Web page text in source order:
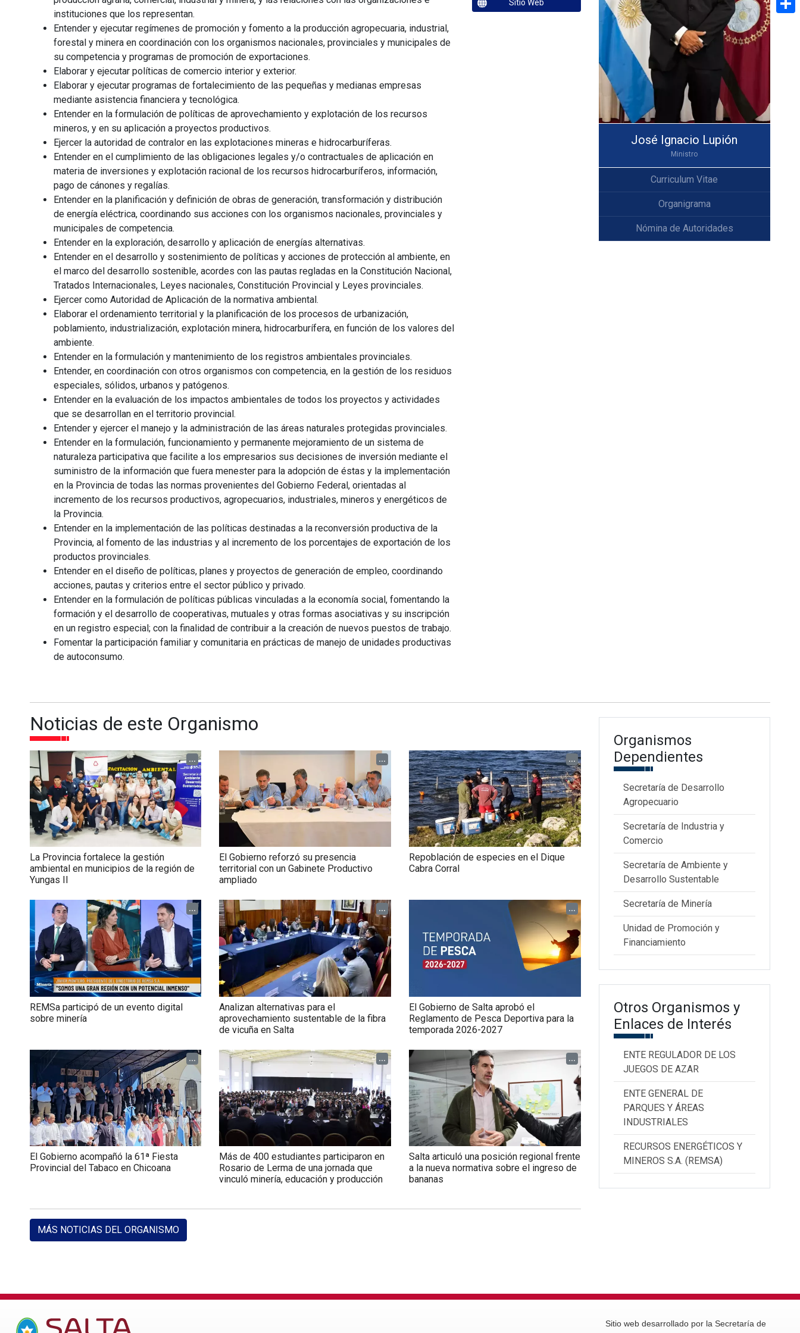
instituciones que los representan.
Entender y ejecutar regímenes de promoción y fomento a la producción agropecuaria, industrial,
forestal y minera en coordinación con los organismos nacionales, provinciales y municipales de
su competencia y programas de promoción de exportaciones.
Elaborar y ejecutar políticas de comercio interior y exterior.
Elaborar y ejecutar programas de fortalecimiento de las pequeñas y medianas empresas
mediante asistencia financiera y tecnológica.
Entender en la formulación de políticas de aprovechamiento y explotación de los recursos
mineros, y en su aplicación a proyectos productivos.
Ejercer la autoridad de contralor en las explotaciones mineras e hidrocarburíferas.
Entender en el cumplimiento de las obligaciones legales y/o contractuales de aplicación en
materia de inversiones y explotación racional de los recursos hidrocarburíferos, información,
pago de cánones y regalías.
Entender en la planificación y definición de obras de generación, transformación y distribución
de energía eléctrica, coordinando sus acciones con los organismos nacionales, provinciales y
municipales de competencia.
Entender en la exploración, desarrollo y aplicación de energías alternativas.
Entender en el desarrollo y sostenimiento de políticas y acciones de protección al ambiente, en
el marco del desarrollo sostenible, acordes con las pautas regladas en la Constitución Nacional,
Tratados Internacionales, Leyes nacionales, Constitución Provincial y Leyes provinciales.
Ejercer como Autoridad de Aplicación de la normativa ambiental.
Elaborar el ordenamiento territorial y la planificación de los procesos de urbanización,
poblamiento, industrialización, explotación minera, hidrocarburífera, en función de los valores del
ambiente.
Entender en la formulación y mantenimiento de los registros ambientales provinciales.
Entender, en coordinación con otros organismos con competencia, en la gestión de los residuos
especiales, sólidos, urbanos y patógenos.
Entender en la evaluación de los impactos ambientales de todos los proyectos y actividades
que se desarrollan en el territorio provincial.
Entender y ejercer el manejo y la administración de las áreas naturales protegidas provinciales.
Entender en la formulación, funcionamiento y permanente mejoramiento de un sistema de
naturaleza participativa que facilite a los empresarios sus decisiones de inversión mediante el
suministro de la información que fuera menester para la adopción de éstas y la implementación
en la Provincia de todas las normas provenientes del Gobierno Federal, orientadas al
incremento de los recursos productivos, agropecuarios, industriales, mineros y energéticos de
la Provincia.
Entender en la implementación de las políticas destinadas a la reconversión productiva de la
Provincia, al fomento de las industrias y al incremento de los porcentajes de exportación de los
productos provinciales.
Entender en el diseño de políticas, planes y proyectos de generación de empleo, coordinando
acciones, pautas y criterios entre el sector público y privado.
Entender en la formulación de políticas públicas vinculadas a la economía social, fomentando la
formación y el desarrollo de cooperativas, mutuales y otras formas asociativas y su inscripción
en un registro especial; con la finalidad de contribuir a la creación de nuevos puestos de trabajo.
Fomentar la participación familiar y comunitaria en prácticas de manejo de unidades productivas
de autoconsumo.
Sitio Web
José Ignacio Lupión
Ministro
Curriculum Vitae
Organigrama
Nómina de Autoridades
Noticias de este Organismo
...
La Provincia fortalece la gestión
ambiental en municipios de la región de
Yungas II
...
El Gobierno reforzó su presencia
territorial con un Gabinete Productivo
ampliado
...
Repoblación de especies en el Dique
Cabra Corral
...
REMSa participó de un evento digital
sobre minería
...
Analizan alternativas para el
aprovechamiento sustentable de la fibra
de vicuña en Salta
...
El Gobierno de Salta aprobó el
Reglamento de Pesca Deportiva para la
temporada 2026-2027
...
El Gobierno acompañó la 61ª Fiesta
Provincial del Tabaco en Chicoana
...
Más de 400 estudiantes participaron en
Rosario de Lerma de una jornada que
vinculó minería, educación y producción
...
Salta articuló una posición regional frente
a la nueva normativa sobre el ingreso de
bananas
MÁS NOTICIAS DEL ORGANISMO
Organismos
Dependientes
Secretaría de Desarrollo
Agropecuario
Secretaría de Industria y
Comercio
Secretaría de Ambiente y
Desarrollo Sustentable
Secretaría de Minería
Unidad de Promoción y
Financiamiento
Otros Organismos y
Enlaces de Interés
ENTE REGULADOR DE LOS
JUEGOS DE AZAR
ENTE GENERAL DE
PARQUES Y ÁREAS
INDUSTRIALES
RECURSOS ENERGÉTICOS Y
MINEROS S.A. (REMSA)
Sitio web desarrollado por la Secretaría de